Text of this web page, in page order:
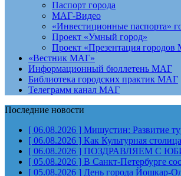
Паспорт города
МАГ-Видео
«Инвестиционные паспорта»
Проект «Умный город»
Проект «Презентация
«Вестник МАГ»
Информационный бюллетень МАГ
Библиотека городских практик МАГ
Телеграмм канал МАГ
Последние новости
[ 06.08.2026 ] Мишустин: Развитие
[ 06.08.2026 ] Как Культурная
[ 06.08.2026 ] ПОЗДРАВЛЯЕМ С
[ 05.08.2026 ] В Санкт-Петербурге
[ 05.08.2026 ] День города Йошкар-